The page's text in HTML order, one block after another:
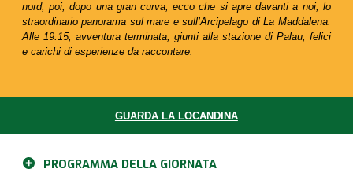
nord, poi, dopo una gran curva, ecco che si apre davanti a noi, lo
straordinario panorama sul mare e sull’Arcipelago di La Maddalena.
Alle 19:15, avventura terminata, giunti alla stazione di Palau, felici
e carichi di esperienze da raccontare.
GUARDA LA LOCANDINA
PROGRAMMA DELLA GIORNATA